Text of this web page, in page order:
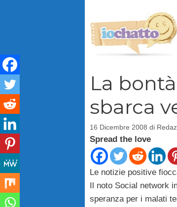
La
sbarca
16 Dicembre 2008 di
Spread the love
Le notizie positive
Il noto Social network
speranza per i malati